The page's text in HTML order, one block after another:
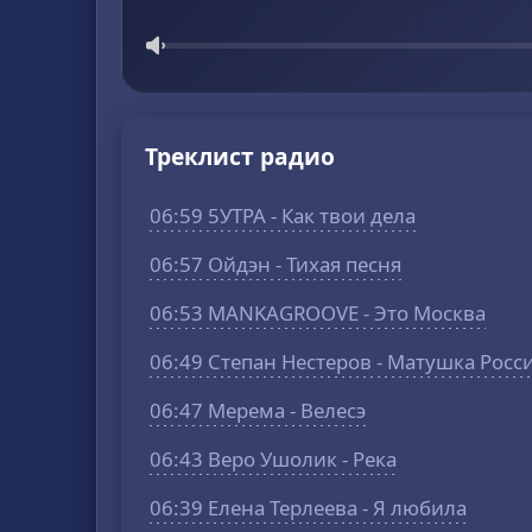
Треклист радио
06:59 5УТРА - Как твои дела
06:57 Ойдэн - Тихая песня
06:53 MANKAGROOVE - Это Москва
06:49 Степан Нестеров - Матушка
06:47 Мерема - Велесэ
06:43 Веро Ушолик - Река
06:39 Елена Терлеева - Я любила